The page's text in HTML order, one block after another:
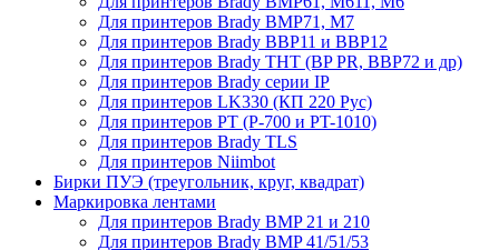
Для принтеров Brady BMP71, M7
Для принтеров Brady BBP11 и BBP12
Для принтеров Brady THT (BP PR, BBP72 и др)
Для принтеров Brady серии IP
Для принтеров LK330 (КП 220 Рус)
Для принтеров PT (P-700 и PT-1010)
Для принтеров Brady TLS
Для принтеров Niimbot
Бирки ПУЭ (треугольник, круг, квадрат)
Маркировка лентами
Для принтеров Brady BMP 21 и 210
Для принтеров Brady BMP 41/51/53